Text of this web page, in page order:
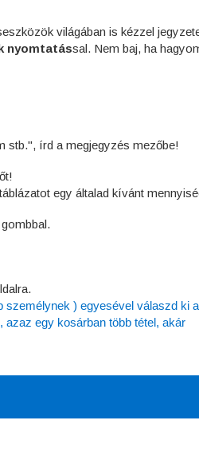
világában is kézzel
nyomtatással. Nem baj, ha
stb.", írd a megjegyzés mezőbe!
egy általad kívánt
gombbal.
személynek ) egyesével válaszd ki
azaz egy kosárban több tétel, akár